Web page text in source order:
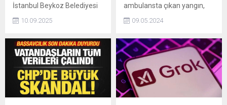
İstanbul Beykoz Belediyesi
Gürzel, CHP’den istifa
Parti, MHP ve Beykoz
halkından destek gördüm"
diyerek uğradığı saldırıları X
hesabından yaptığı yazılı
açıklama ile paylaştı.
10.09.2025
ambulansta çıkan yangın,
söndürüldü.
09.05.2024